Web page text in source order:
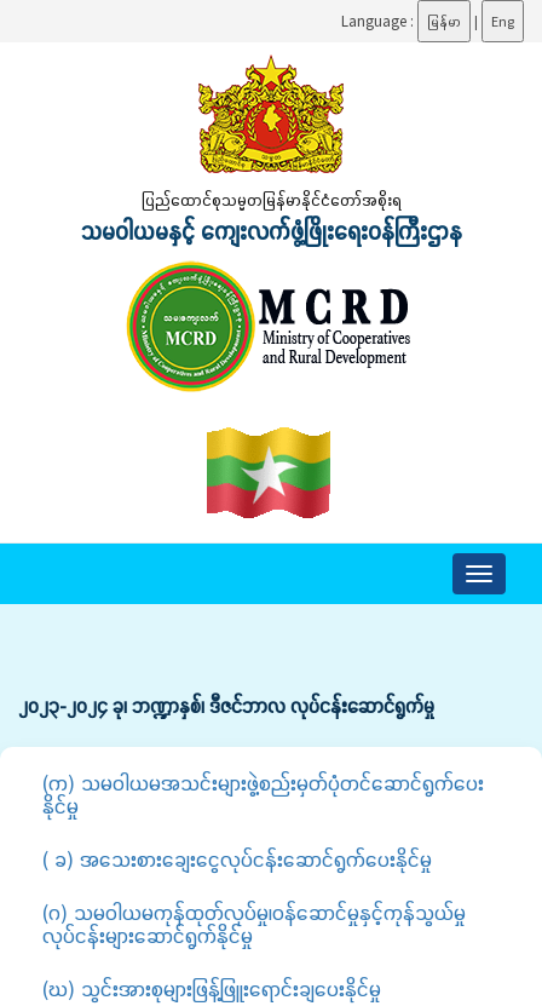
Language : မြန်မာ | Eng
ပြည်ထောင်စုသမ္မတမြန်မာနိုင်ငံတော်အစိုးရ
သမဝါယမနှင့် ကျေးလက်ဖွံ့ဖြိုးရေးဝန်ကြီးဌာန
Toggle
၂၀၂၃-၂၀၂၄ ခု၊ ဘဏ္ဍာနှစ်၊ ဒီဇင်ဘာလ လုပ်င‌န်းဆောင်ရွက်မှု
(က) သမဝါယမအသင်းများဖွဲ့စည်းမှတ်ပုံတင်ဆောင်ရွက်ပေး
နိုင်မှု
( ခ) အသေးစားချေးငွေလုပ်ငန်းဆောင်ရွက်ပေးနိုင်မှု
(ဂ) သမဝါယမကုန်ထုတ်လုပ်မှု၊ဝန်ဆောင်မှုနှင့်ကုန်သွယ်မှု
လုပ်ငန်းများဆောင်ရွက်နိုင်မှု
(ဃ) သွင်းအားစုများဖြန့်ဖြူးရောင်းချပေးနိုင်မှု